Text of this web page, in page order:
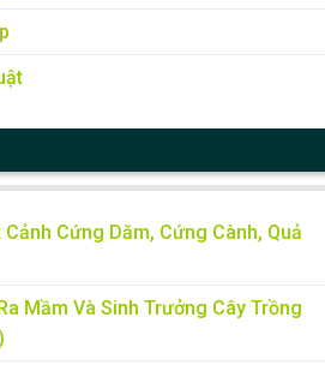
Cảnh Cứng Dăm, Cứng Cành, Quả
Mầm Và Sinh Trưởng Cây Trồng